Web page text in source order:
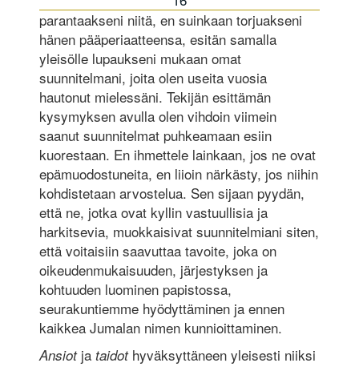
parantaakseni niitä, en suinkaan torjuakseni
hänen pääperiaatteensa, esitän samalla
yleisölle lupaukseni mukaan omat
suunnitelmani, joita olen useita vuosia
hautonut mielessäni. Tekijän esittämän
kysymyksen avulla olen vihdoin viimein
saanut suunnitelmat puhkeamaan esiin
kuorestaan. En ihmettele lainkaan, jos ne ovat
epämuodostuneita, en liioin närkästy, jos niihin
kohdistetaan arvostelua. Sen sijaan pyydän,
että ne, jotka ovat kyllin vastuullisia ja
harkitsevia, muokkaisivat suunnitelmiani siten,
että voitaisiin saavuttaa tavoite, joka on
oikeudenmukaisuuden, järjestyksen ja
kohtuuden luominen papistossa,
seurakuntiemme hyödyttäminen ja ennen
kaikkea Jumalan nimen kunnioittaminen.
Ansiotja taidothyväksyttäneen yleisesti niiksi